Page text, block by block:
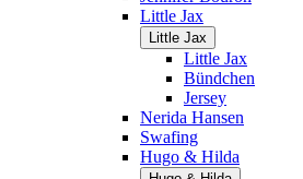
Little Jax
Little Jax
Little Jax
Bündchen
Jersey
Nerida Hansen
Swafing
Hugo & Hilda